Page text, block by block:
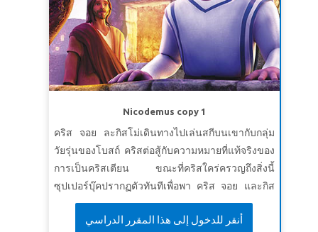
Nicodemus copy 1
คริส จอย ละกิสโม่เดินทางไปเล่นสกีบนเขากับกลุ่ม
วัยรุ่นของโบสถ์ คริสต่อสู้กับความหมายที่แท้จริงของ
การเป็นคริสเตียน ขณะที่คริสใคร่ครวญถึงสิ่งนี้
ซุปเปอร์บุ๊คปรากฏตัวทันทีเพื่อพา คริส จอย และกิส
โม่ไปเยรูซาเล็มตอนเทศกาลปัสกา ที่นั่น พวกเขาได้
พบนิโคเดมัส ซึ่งเป็นฟารีสีและอาจารย์ชาวยิวที่น่า
أنقر للدخول إلى هذا المقرر الدراسي